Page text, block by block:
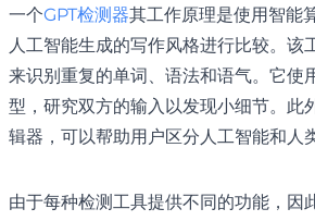
一个GPT检测器其工作原理是使用智能
人工智能生成的写作风格进行比较。该
来识别重复的单词、语法和语气。它使
型，研究双方的输入以发现小细节。此
辑器，可以帮助用户区分人工智能和人
由于每种检测工具提供不同的功能，因